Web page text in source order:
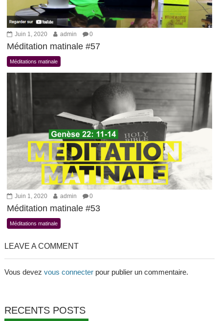
Juin 1, 2020 admin 0
Méditation matinale #57
Méditations matinale
Juin 1, 2020 admin 0
Méditation matinale #53
Méditations matinale
LEAVE A COMMENT
Vous devezvous connecter pour publier un commentaire.
RECENTS POSTS